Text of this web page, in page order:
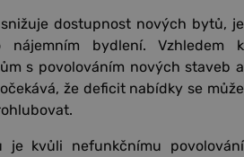
dostupnost nových bytů, je
nájemním bydlení. Vzhledem k
s povolováním nových staveb a
že deficit nabídky se může
je kvůli nefunkčnímu povolování